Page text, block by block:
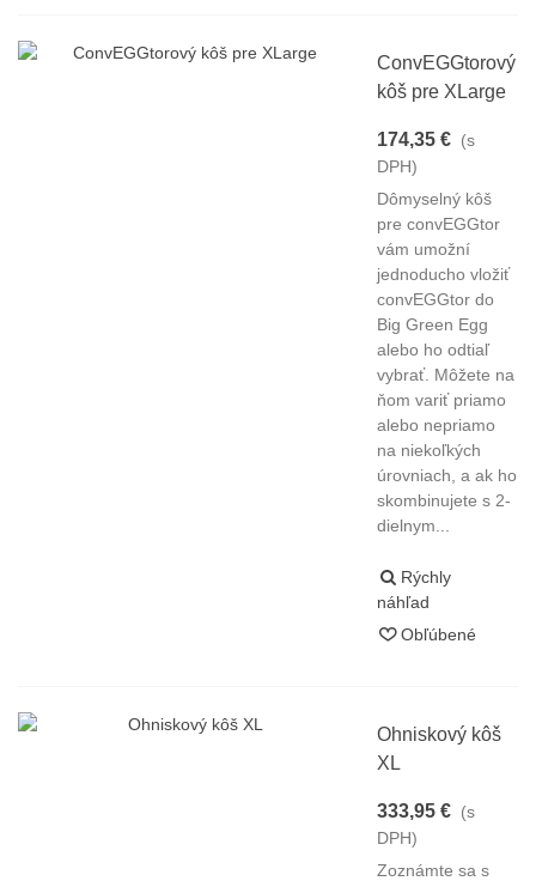
ConvEGGtorový
kôš pre XLarge
174,35 € (s
DPH)
Dômyselný kôš
pre convEGGtor
vám umožní
jednoducho vložiť
convEGGtor do
Big Green Egg
alebo ho odtiaľ
vybrať. Môžete na
ňom variť priamo
alebo nepriamo
na niekoľkých
úrovniach, a ak ho
skombinujete s 2-
dielnym...
Rýchly
náhľad
Obľúbené
Ohniskový kôš
XL
333,95 € (s
DPH)
Zoznámte sa s